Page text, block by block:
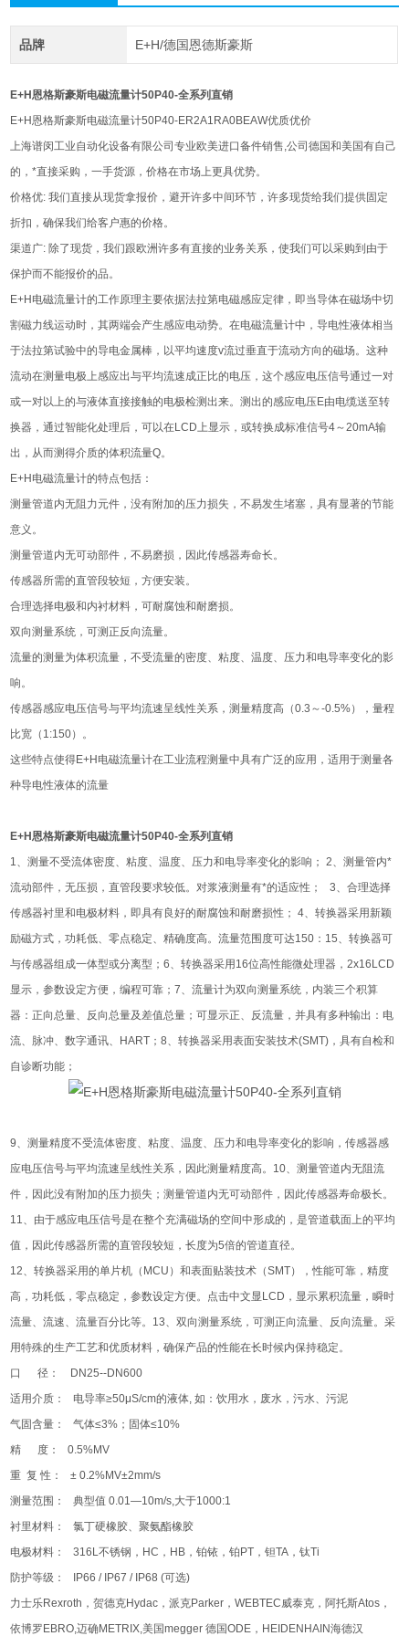
品牌 E+H/德国恩德斯豪斯
E+H恩格斯豪斯电磁流量计50P40-全系列直销
E+H恩格斯豪斯电磁流量计50P40-ER2A1RA0BEAW优质优价
上海谱闵工业自动化设备有限公司专业欧美进口备件销售,公司德国和美国有自己
的，*直接采购，一手货源，价格在市场上更具优势。
价格优: 我们直接从现货拿报价，避开许多中间环节，许多现货给我们提供固定
折扣，确保我们给客户惠的价格。
渠道广: 除了现货，我们跟欧洲许多有直接的业务关系，使我们可以采购到由于
保护而不能报价的品。
E+H电磁流量计的工作原理主要依据法拉第电磁感应定律，‌即当导体在磁场中切
割磁力线运动时，‌其两端会产生感应电动势。‌在电磁流量计中，‌导电性液体相当
于法拉第试验中的导电金属棒，‌以平均速度v流过垂直于流动方向的磁场。‌这种
流动在测量电极上感应出与平均流速成正比的电压，‌这个感应电压信号通过一对
或一对以上的与液体直接接触的电极检测出来。‌测出的感应电压E由电缆送至转
换器，‌通过智能化处理后，‌可以在LCD上显示，‌或转换成标准信号4～20mA输
出，‌从而测得介质的体积流量Q。‌
E+H电磁流量计的特点包括：‌
测量管道内无阻力元件，‌没有附加的压力损失，‌不易发生堵塞，‌具有显著的节能
意义。‌
测量管道内无可动部件，‌不易磨损，‌因此传感器寿命长。‌
传感器所需的直管段较短，‌方便安装。‌
合理选择电极和内衬材料，‌可耐腐蚀和耐磨损。‌
双向测量系统，‌可测正反向流量。‌
流量的测量为体积流量，‌不受流量的密度、‌粘度、‌温度、‌压力和电导率变化的影
响。‌
传感器感应电压信号与平均流速呈线性关系，‌测量精度高（‌0.3～-0.5%）‌，‌量程
比宽（‌1:150）‌。‌
这些特点使得E+H电磁流量计在工业流程测量中具有广泛的应用，‌适用于测量各
种导电性液体的流量
E+H恩格斯豪斯电磁流量计50P40-全系列直销
1、测量不受流体密度、粘度、温度、压力和电导率变化的影响； 2、测量管内*
流动部件，无压损，直管段要求较低。对浆液测量有*的适应性； 3、合理选择
传感器衬里和电极材料，即具有良好的耐腐蚀和耐磨损性； 4、转换器采用新颖
励磁方式，功耗低、零点稳定、精确度高。流量范围度可达150：15、转换器可
与传感器组成一体型或分离型；6、转换器采用16位高性能微处理器，2x16LCD
显示，参数设定方便，编程可靠；7、流量计为双向测量系统，内装三个积算
器：正向总量、反向总量及差值总量；可显示正、反流量，并具有多种输出：电
流、脉冲、数字通讯、HART；8、转换器采用表面安装技术(SMT)，具有自检和
自诊断功能；
9、测量精度不受流体密度、粘度、温度、压力和电导率变化的影响，传感器感
应电压信号与平均流速呈线性关系，因此测量精度高。10、测量管道内无阻流
件，因此没有附加的压力损失；测量管道内无可动部件，因此传感器寿命极长。
11、由于感应电压信号是在整个充满磁场的空间中形成的，是管道载面上的平均
值，因此传感器所需的直管段较短，长度为5倍的管道直径。
12、转换器采用的单片机（MCU）和表面贴装技术（SMT），性能可靠，精度
高，功耗低，零点稳定，参数设定方便。点击中文显LCD，显示累积流量，瞬时
流量、流速、流量百分比等。13、双向测量系统，可测正向流量、反向流量。采
用特殊的生产工艺和优质材料，确保产品的性能在长时候内保持稳定。
口 径： DN25--DN600
适用介质： 电导率≥50μS/cm的液体, 如：饮用水，废水，污水、污泥
气固含量： 气体≤3%；固体≤10%
精 度： 0.5%MV
重 复 性： ± 0.2%MV±2mm/s
测量范围： 典型值 0.01—10m/s,大于1000:1
衬里材料： 氯丁硬橡胶、聚氨酯橡胶
电极材料： 316L不锈钢，HC，HB，铂铱，铂PT，钽TA，钛Ti
防护等级： IP66 / IP67 / IP68 (可选)
力士乐Rexroth，贺德克Hydac，派克Parker，WEBTEC威泰克，阿托斯Atos，
依博罗EBRO,迈确METRIX,美国megger 德国ODE，HEIDENHAIN海德汉